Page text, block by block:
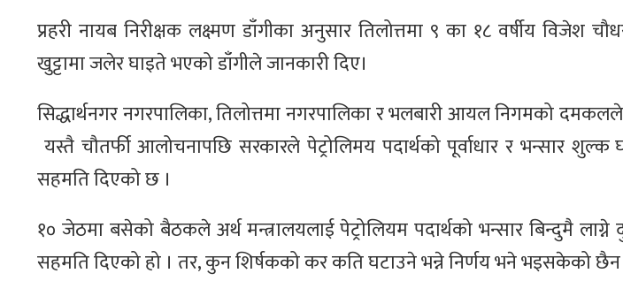
प्रहरी नायब निरीक्षक लक्ष्मण डाँगीका अनुसार तिलोत्तमा ९ का १८ वर्षीय विजेश
खुट्टामा जलेर घाइते भएको डाँगीले जानकारी दिए।
सिद्धार्थनगर नगरपालिका, तिलोत्तमा नगरपालिका र भलबारी आयल निगमको
यस्तै चौतर्फी आलोचनापछि सरकारले पेट्रोलिमय पदार्थको पूर्वाधार र भन्सार शुल्क
सहमति दिएको छ ।
१० जेठमा बसेको बैठकले अर्थ मन्त्रालयलाई पेट्रोलियम पदार्थको भन्सार बिन्दुमै
सहमति दिएको हो । तर, कुन शिर्षकको कर कति घटाउने भन्ने निर्णय भने भइसकेको छैन